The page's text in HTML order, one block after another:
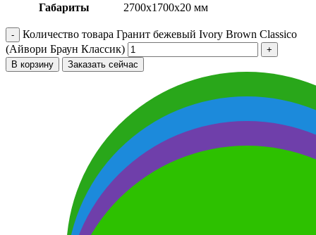
Габариты 2700х1700х20 мм
Количество товара Гранит бежевый Ivory Brown Classico
(Айвори Браун Классик)
В корзину Заказать сейчас